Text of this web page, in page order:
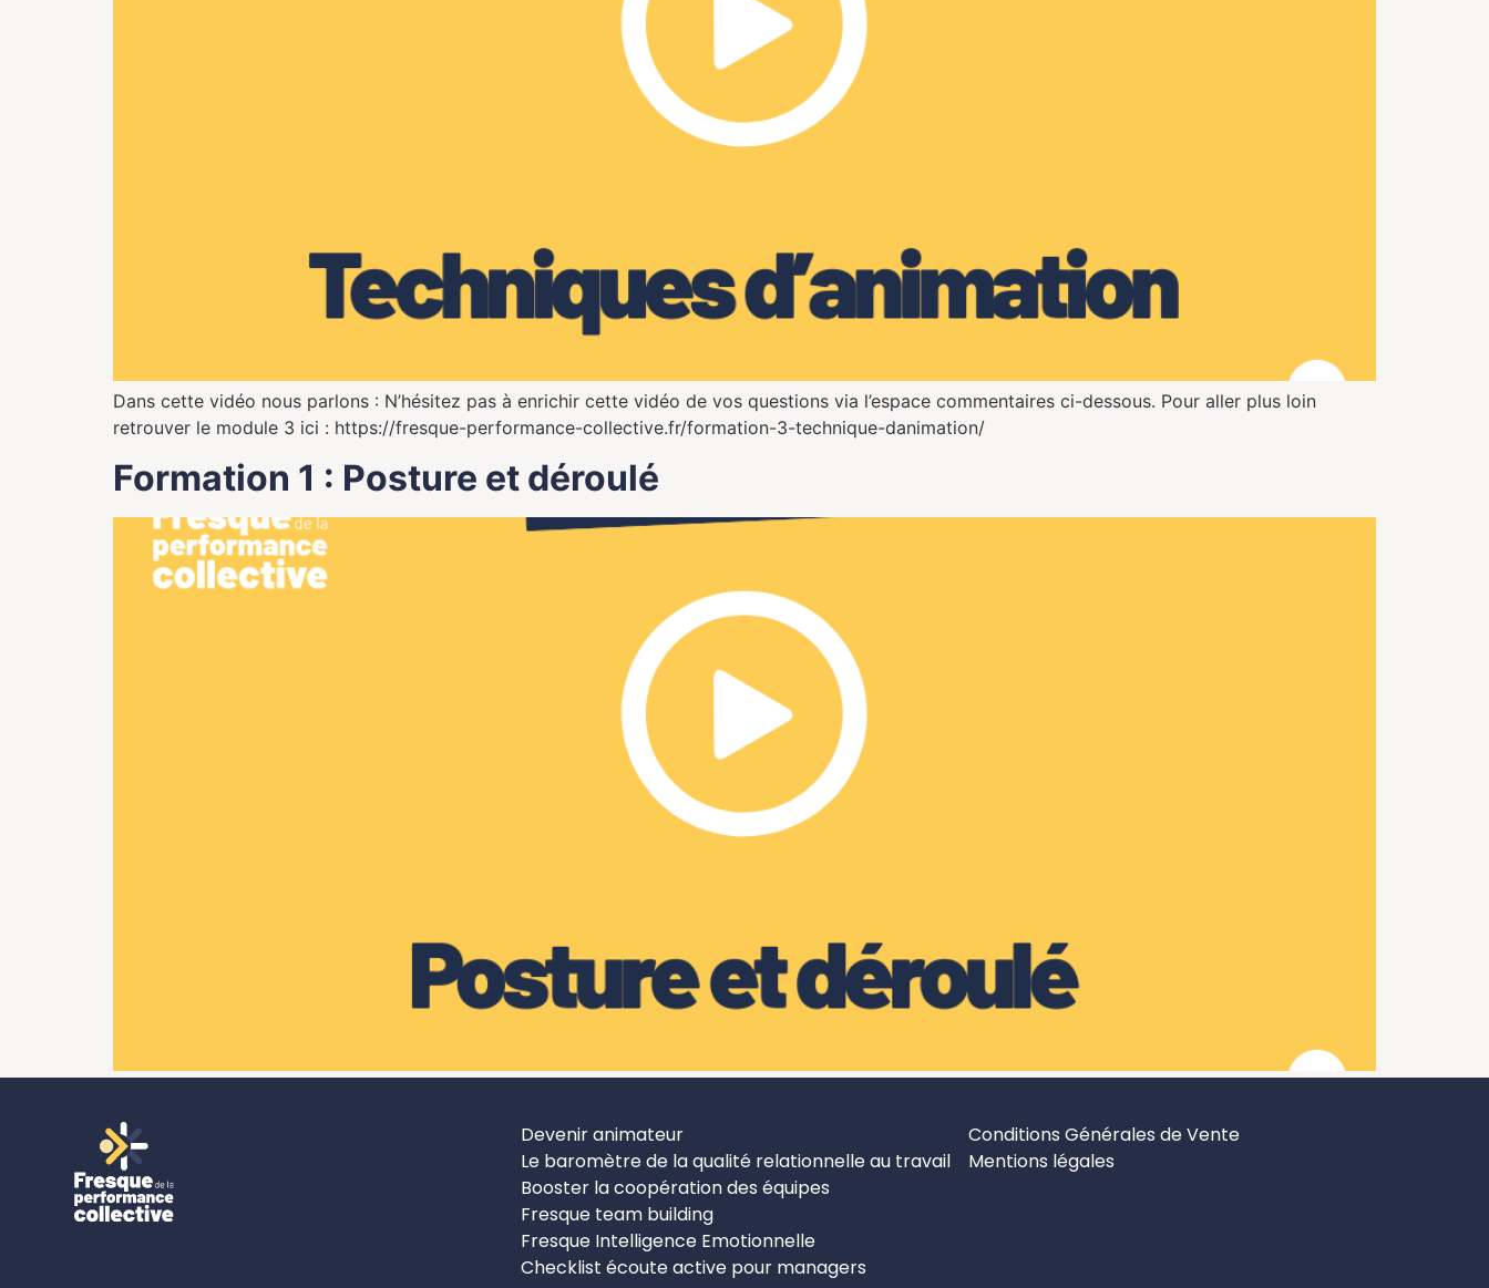
Dans cette vidéo nous parlons : N’hésitez pas à enrichir cette vidéo de vos questions via l’espace commentaires ci-dessous. Pour aller plus loin
retrouver le module 3 ici : https://fresque-performance-collective.fr/formation-3-technique-danimation/
Formation 1 : Posture et déroulé
Devenir animateur
Le baromètre de la qualité relationnelle au travail
Booster la coopération des équipes
Fresque team building
Fresque Intelligence Emotionnelle
Checklist écoute active pour managers
Conditions Générales de Vente
Mentions légales